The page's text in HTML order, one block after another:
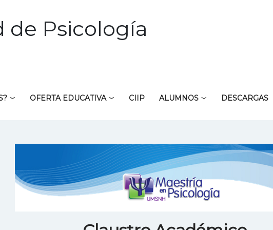
de Psicología
OFERTA EDUCATIVA CIIP ALUMNOS DESCARGAS